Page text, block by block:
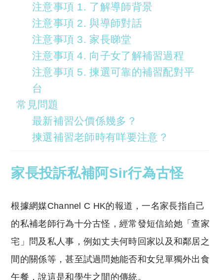
注意事項 1. 了解導師背景
注意事項 2. 與導師對話
注意事項 3. 家長睇堂
注意事項 4. 向子女了解補習過程
注意事項 5. 揀選可靠的補習配對平
台
常見問題
最新補習公價係幾多？
揀選補習老師時有咩要注意？
家長投訴私補阿Sir行為古怪
根據網媒Channel C HK的報道，一名家長指自己
的私補老師行為十分古怪，經常發短信給她「查家
宅」問及私人事，例如丈夫何時回家以及和鄰居之
間的關係等，甚至試過問她能否和女兒單獨外出食
午餐，說這是和學生之間的傳統。